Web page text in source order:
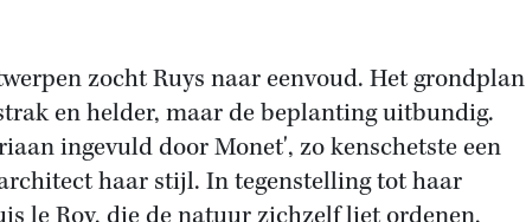
zocht Ruys naar eenvoud. Het grondplan
en helder, maar de beplanting uitbundig.
ingevuld door Monet', zo kenschetste een
haar stijl. In tegenstelling tot haar